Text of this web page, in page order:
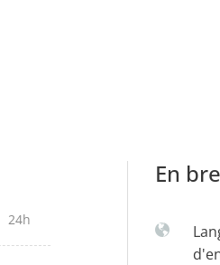
24h
En